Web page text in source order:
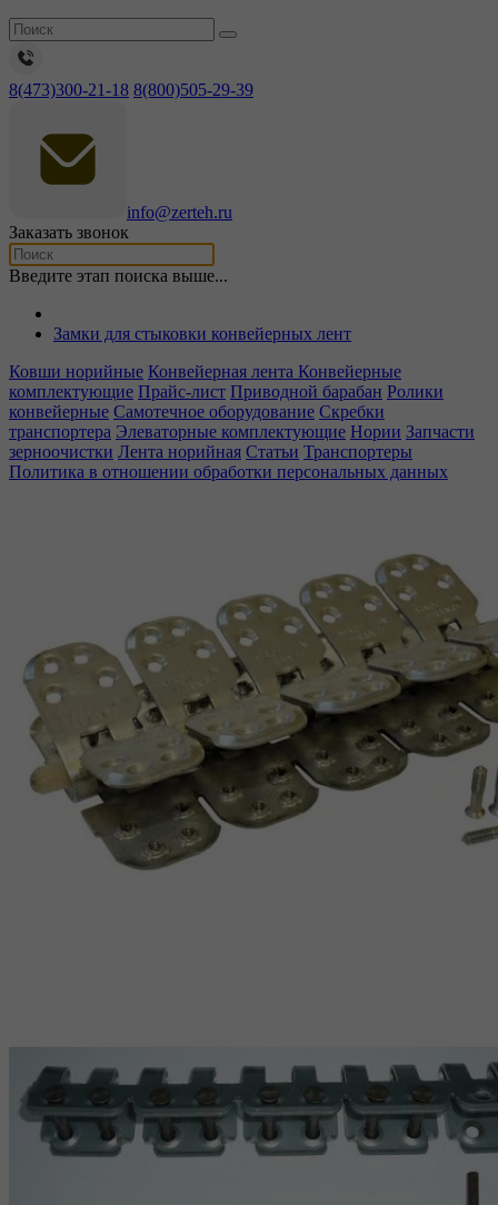
8(473)300-21-18 8(800)505-29-39
info@zerteh.ru
Заказать звонок
Введите этап поиска выше...
Замки для стыковки конвейерных лент
Ковши норийные Конвейерная лента Конвейерные
комплектующие Прайс-лист Приводной барабан Ролики
конвейерные Самотечное оборудование Скребки
транспортера Элеваторные комплектующие Нории Запчасти
зерноочистки Лента норийная Статьи Транспортеры
Политика в отношении обработки персональных данных